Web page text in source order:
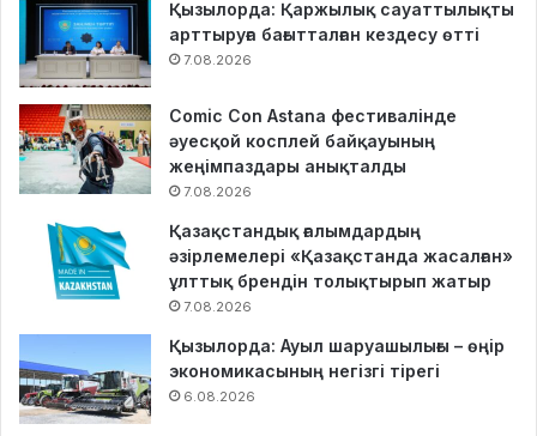
Қызылорда: Қаржылық сауаттылықты
арттыруға бағытталған кездесу өтті
7.08.2026
Comic Con Astana фестивалінде
әуесқой косплей байқауының
жеңімпаздары анықталды
7.08.2026
Қазақстандық ғалымдардың
әзірлемелері «Қазақстанда жасалған»
ұлттық брендін толықтырып жатыр
7.08.2026
Қызылорда: Ауыл шаруашылығы – өңір
экономикасының негізгі тірегі
6.08.2026